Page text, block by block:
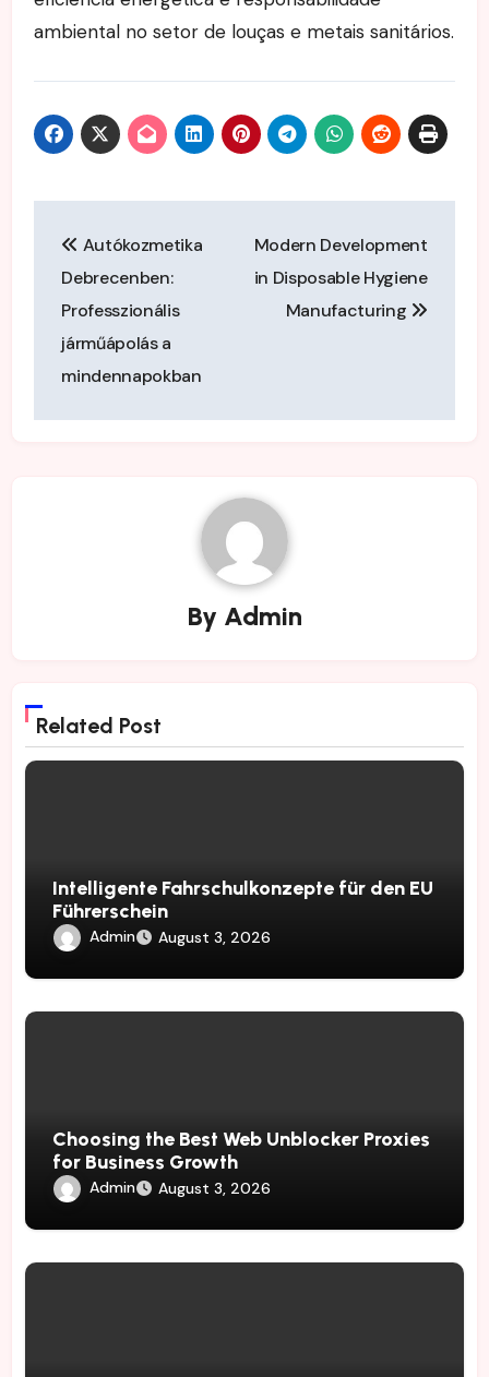
ambiental no setor de louças e metais sanitários.
navigation
Autókozmetika
Debrecenben:
Professzionális
járműápolás a
mindennapokban
Modern Development
in Disposable Hygiene
Manufacturing
By Admin
Related Post
Intelligente Fahrschulkonzepte für den EU
Führerschein
Admin August 3, 2026
Choosing the Best Web Unblocker Proxies
for Business Growth
Admin August 3, 2026